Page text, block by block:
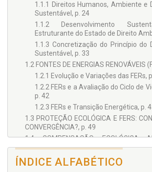
1.1.1 Direitos Humanos, Ambiente e
Sustentável, p. 24
1.1.2 Desenvolvimento
Estruturante do Estado de Direito
1.1.3 Concretização do Princípio do
Sustentável, p. 33
1.2 FONTES DE ENERGIAS RENOVÁVEIS
1.2.1 Evolução e Variações das FERs,
1.2.2 FERs e a Avaliação do Ciclo de
p. 42
1.2.3 FERs e Transição Energética, p.
1.3 PROTEÇÃO ECOLÓGICA E FERS:
CONVERGÊNCIA?, p. 49
1.4 COMPENSAÇÃO ECOLÓGICA
PARQUES EÓLICOS:
DESENVOLVIMENTO SUSTENTÁVEL, p. 51
2 PREMISSAS AO ESTUDO DA
ÍNDICE ALFABÉTICO